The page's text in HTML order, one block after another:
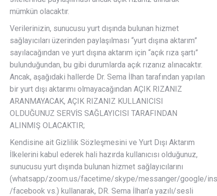
mümkün olacaktır.
Verilerinizin, sunucusu yurt dışında bulunan hizmet
sağlayıcıları üzerinden paylaşılması “yurt dışına aktarım”
sayılacağından ve yurt dışına aktarım için “açık rıza şartı”
bulunduğundan, bu gibi durumlarda açık rızanız alınacaktır.
Ancak, aşağıdaki hallerde Dr. Sema İlhan tarafından yapılan
bir yurt dışı aktarımı olmayacağından AÇIK RIZANIZ
ARANMAYACAK, AÇIK RIZANIZ KULLANICISI
OLDUĞUNUZ SERVİS SAĞLAYICISI TARAFINDAN
ALINMIŞ OLACAKTIR;
Kendisine ait Gizlilik Sözleşmesini ve Yurt Dışı Aktarım
İlkelerini kabul ederek hali hazırda kullanıcısı olduğunuz,
sunucusu yurt dışında bulunan hizmet sağlayıcılarını
(whatsapp/zoom.us/facetime/skype/messanger/google/
/facebook vs.) kullanarak, DR. Sema İlhan’a yazılı/sesli